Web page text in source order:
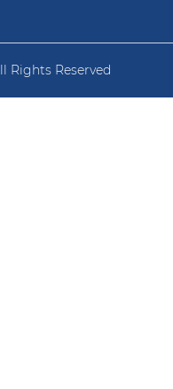
Rights Reserved